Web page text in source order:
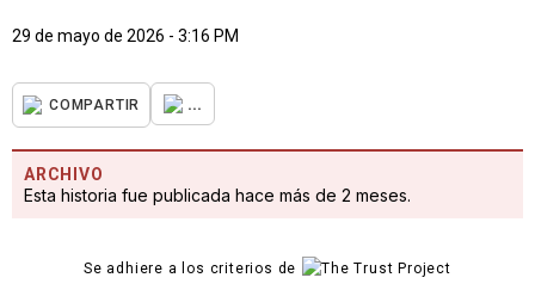
29 de mayo de 2026 - 3:16 PM
COMPARTIR ...
ARCHIVO
Esta historia fue publicada hace más de 2 meses.
Se adhiere a los criterios de